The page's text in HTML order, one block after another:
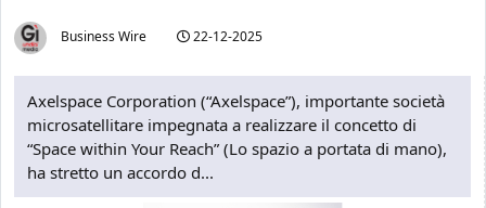
Business Wire 22-12-2025
Axelspace Corporation (“Axelspace”), importante società
microsatellitare impegnata a realizzare il concetto di
“Space within Your Reach” (Lo spazio a portata di mano),
ha stretto un accordo d...